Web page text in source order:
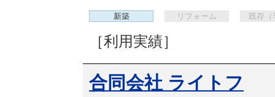
新築 リフォーム 既存（
［利用実績］
合同会社 ライトフ